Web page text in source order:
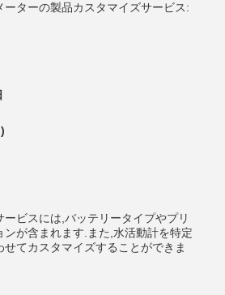
ーターの製品カスタマイズサービス:
ビスには,バッテリータイプやプリ
ンが含まれます.また,水活動計を特定
てカスタマイズすることができま